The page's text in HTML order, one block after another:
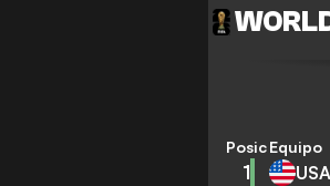
PosiciónEquipo
1 USA